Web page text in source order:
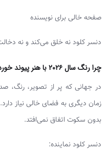
صفحه خالی برای نویسنده
دنسر کلود نه خلق می‌کند و نه
چرا رنگ سال ۲۰۲۶ با هنر پیوند خورده است؟
در جهانی که پر از تصویر، رنگ،
زمان دیگری به فضای خالی نیاز
بدون سکوت اتفاق نمی‌افتد.
دنسر کلود نماینده: